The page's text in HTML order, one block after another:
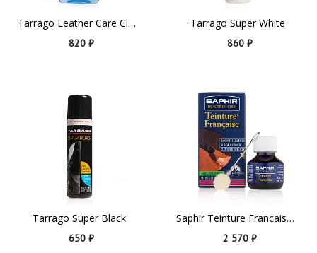
Tarrago Leather Care Cleaner
820 ₽
Tarrago Super White
860 ₽
Tarrago Super Black
650 ₽
Saphir Teinture Francaise, 50ml Black
2 570 ₽